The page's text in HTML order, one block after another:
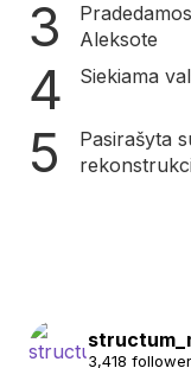
Aleksote
Siekiama
Pasirašyta
3,418